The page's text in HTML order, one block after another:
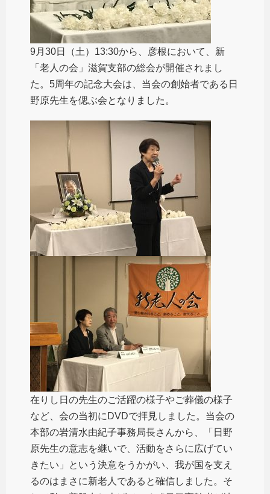
9月30日（土）13:30から、彦根において、新
「老人の会」滋賀支部の総会が開催されまし
た。5周年の記念大会は、当会の創始者である日
野原先生を偲ぶ会となりました。
在りし日の先生のご活躍の様子やご葬儀の様子
など、会の当初にDVDで拝見しました。当会の
本部の岩清水由紀子事務局長さんから、「日野
原先生の意志を継いで、活動をさらに広げてい
きたい」という決意をうかがい、我が国を支え
るのはまさに新老人であると確信しました。そ